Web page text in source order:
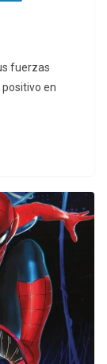
fuerzas
en